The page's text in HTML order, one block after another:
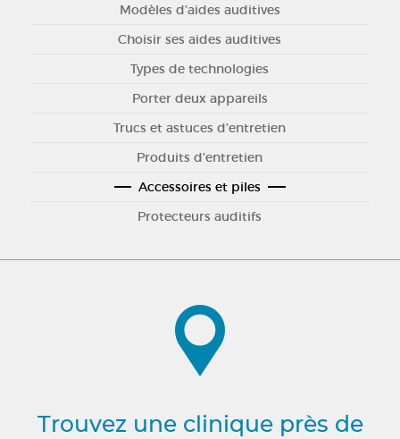
Modèles d’aides auditives
Choisir ses aides auditives
Types de technologies
Porter deux appareils
Trucs et astuces d’entretien
Produits d’entretien
Accessoires et piles
Protecteurs auditifs
Trouvez une clinique près de